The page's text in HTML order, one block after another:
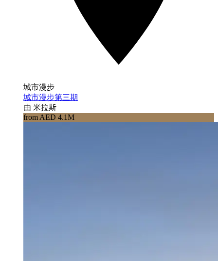
城市漫步
城市漫步第三期
由 米拉斯
from AED 4.1M